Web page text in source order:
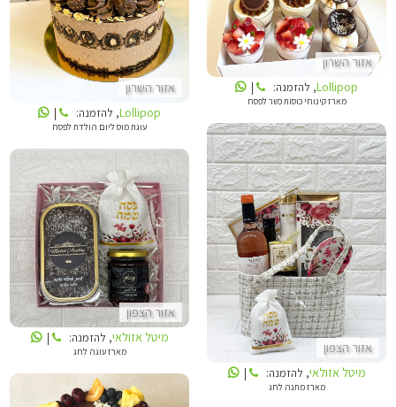
אזור השרון
Lollipop, להזמנה: |
עוגת מוס ליום הולדת לפסח
אזור השרון
Lollipop, להזמנה: |
מארז קינוחי כוסות כשר לפסח
אזור הצפון
מיטל אזולאי
מיטל אזולאי, להזמנה: |
מארז מתנה לחג
אזור הצפון
מיטל אזולאי
מיטל אזולאי, להזמנה: |
מארז עוגה לחג